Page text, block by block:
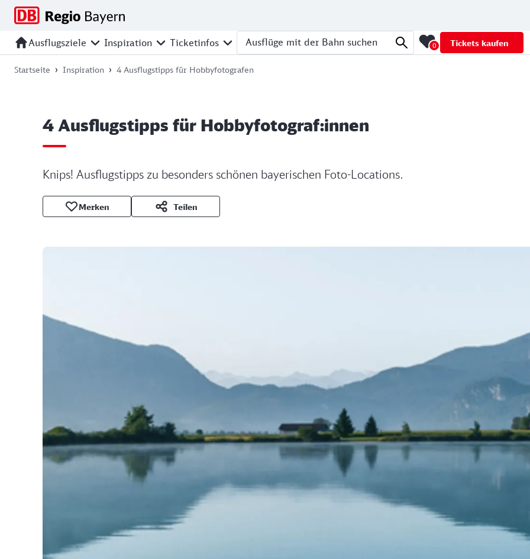
Zur
springen
Zur
springen
Zum
springen
Zum
springen
Ausflugsziele Inspiration Ticketinfos
Ausflüge mit der Bahn suchen 0 Tickets kaufen
Startseite Inspiration 4 Ausflugstipps für Hobbyfotografen
4 Ausflugstipps für Hobbyfotograf:innen
Knips! Ausflugstipps zu besonders schönen bayerischen Foto-Locations.
Merken Teilen